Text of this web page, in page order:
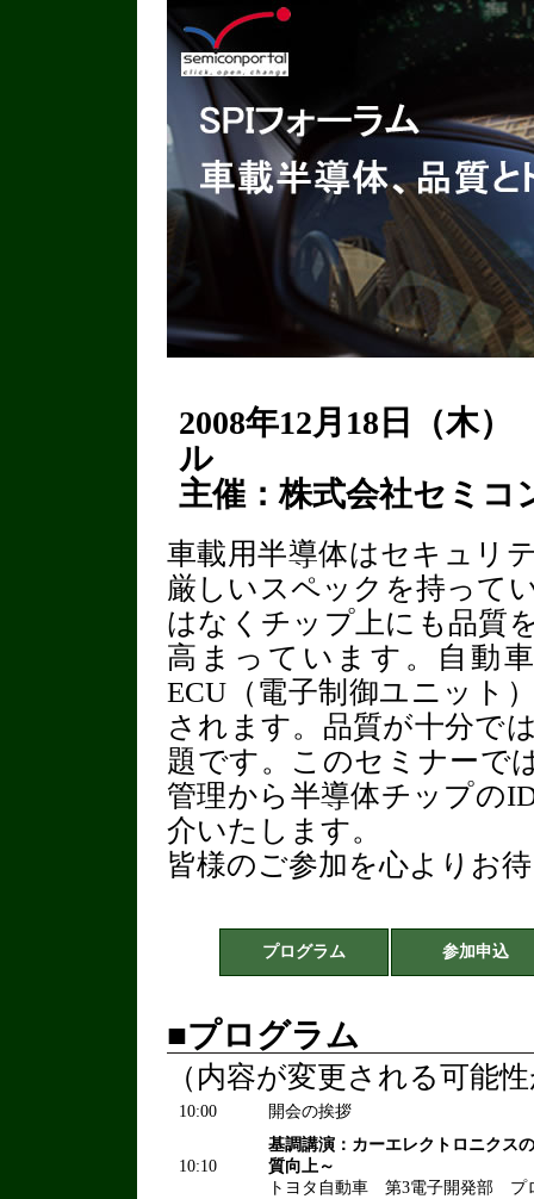
2008年12月18日（木
ル
主催：株式会社セミコ
車載用半導体はセキュリ
厳しいスペックを持って
はなくチップ上にも品質
高まっています。自動
ECU（電子制御ユニット
されます。品質が十分で
題です。このセミナーで
管理から半導体チップの
介いたします。
皆様のご参加を心よりお
プログラム 参加申込
■プログラム
（内容が変更される可能
10:00 開会の挨拶
10:10
基調講演：カーエレクトロニクス
質向上～
トヨタ自動車 第3電子開発部